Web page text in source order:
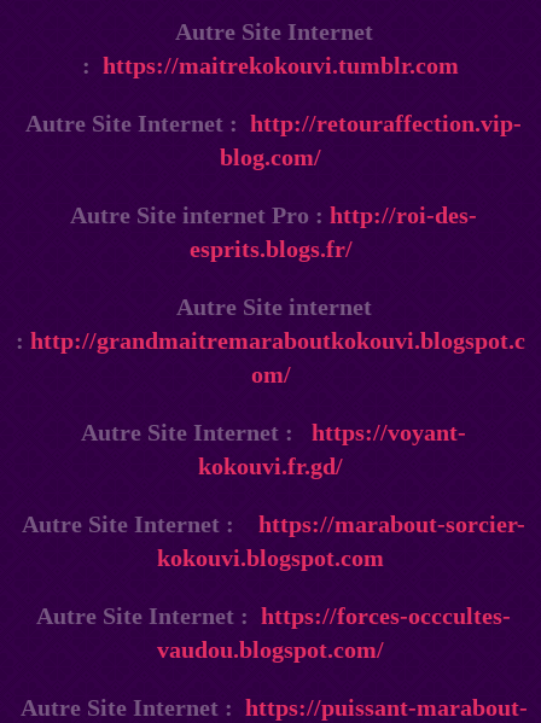
Autre Site Internet
: https://maitrekokouvi.tumblr.com
Autre Site Internet : http://retouraffection.vip-
blog.com/
Autre Site internet Pro : http://roi-des-
esprits.blogs.fr/
Autre Site internet
: http://grandmaitremaraboutkokouvi.blogspot.c
om/
Autre Site Internet : https://voyant-
kokouvi.fr.gd/
Autre Site Internet :
https://marabout-sorcier-
kokouvi.blogspot.com
Autre Site Internet : https://forces-occcultes-
vaudou.blogspot.com/
Autre Site Internet : https://puissant-marabout-